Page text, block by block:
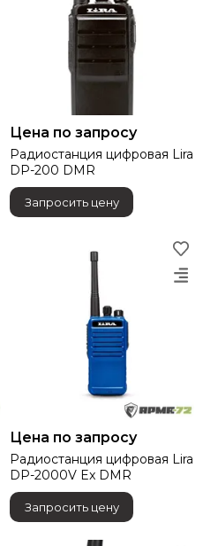
Цена по запросу
Радиостанция цифровая Lira
DP-200 DMR
Запросить цену
Цена по запросу
Радиостанция цифровая Lira
DP-2000V Ex DMR
Запросить цену